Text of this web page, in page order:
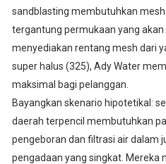
sandblasting membutuhkan
tergantung permukaan yang akan
menyediakan rentang mesh dari
super halus (325), Ady Water
maksimal bagi pelanggan.
Bayangkan skenario hipotetikal:
daerah terpencil membutuhkan
pengeboran dan filtrasi air dalam
pengadaan yang singkat. Mereka